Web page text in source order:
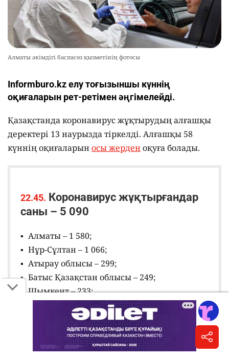
Алматы әкімдігі баспасөз қызметінің фотосы
Іnformburo.kz елу тоғызыншы күннің
оқиғаларын рет-ретімен әңгімелейді.
Қазақстанда коронавирус жұқтырудың алғашқы
деректері 13 наурызда тіркелді. Алғашқы 58
күннің оқиғаларын осы жерден оқуға болады.
22.45. Коронавирус жұқтырғандар
саны – 5 090
Алматы – 1 580;
Нұр-Сұлтан – 1 066;
Атырау облысы – 299;
Батыс Қазақстан облысы – 249;
Шымкент – 233;
Қызылорда облысы – 229;
Қарағанды облысы – 191;
Алматы облысы – 183;
Түркістан облысы – 180;